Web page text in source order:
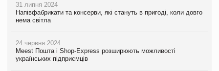
31 липня 2024
Напівфабрикати та консерви, які стануть в пригоді, коли довго
нема світла
24 червня 2024
Meest Пошта і Shop-Express розширюють можливості
українських підприємців